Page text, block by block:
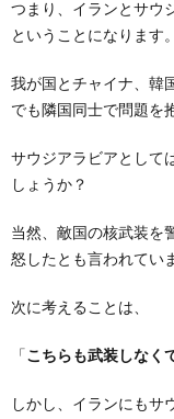
つまり、イランとサウ
ということになります。
我が国とチャイナ、韓
でも隣国同士で問題を
サウジアラビアとして
しょうか？
当然、敵国の核武装を
怒したとも言われてい
次に考えることは、
「こちらも武装しなく
しかし、イランにもサ